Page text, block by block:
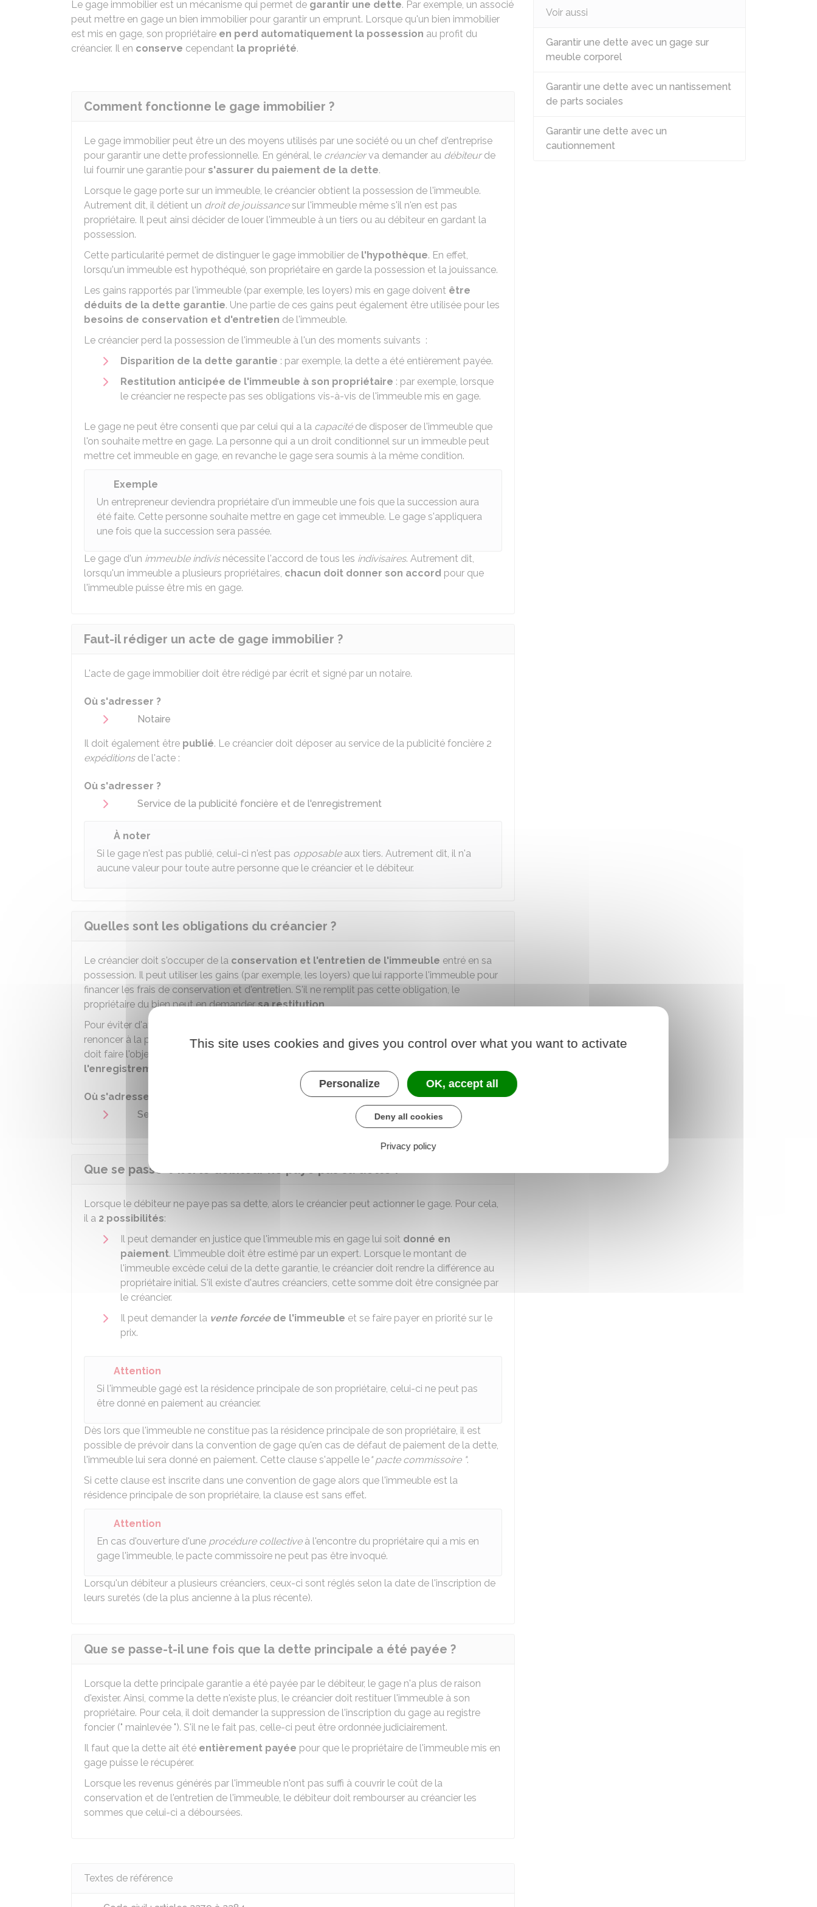
Le gage immobilier est un mécanisme qui permet de garantir une dette. Par exemple, un associé
peut mettre en gage un bien immobilier pour garantir un emprunt. Lorsque qu'un bien immobilier
est mis en gage, son propriétaire en perd automatiquement la possession au profit du
créancier. Il en conserve cependant la propriété.
Comment fonctionne le gage immobilier ?
Le gage immobilier peut être un des moyens utilisés par une société ou un chef d'entreprise
pour garantir une dette professionnelle. En général, le créancierva demander au débiteurde
lui fournir une garantie pour s'assurer du paiement de la dette.
Lorsque le gage porte sur un immeuble, le créancier obtient la possession de l'immeuble.
Autrement dit, il détient un droit de jouissancesur l'immeuble même s'il n'en est pas
propriétaire. Il peut ainsi décider de louer l'immeuble à un tiers ou au débiteur en gardant la
possession.
Cette particularité permet de distinguer le gage immobilier de l'hypothèque. En effet,
lorsqu'un immeuble est hypothéqué, son propriétaire en garde la possession et la jouissance.
Les gains rapportés par l'immeuble (par exemple, les loyers) mis en gage doivent être
déduits de la dette garantie. Une partie de ces gains peut également être utilisée pour les
besoins de conservation et d'entretien de l'immeuble.
Le créancier perd la possession de l'immeuble à l'un des moments suivants :
Disparition de la dette garantie : par exemple, la dette a été entièrement payée.
Restitution anticipée de l'immeuble à son propriétaire : par exemple, lorsque
le créancier ne respecte pas ses obligations vis-à-vis de l'immeuble mis en gage.
Le gage ne peut être consenti que par celui qui a la capacitéde disposer de l'immeuble que
l'on souhaite mettre en gage. La personne qui a un droit conditionnel sur un immeuble peut
mettre cet immeuble en gage, en revanche le gage sera soumis à la même condition.
Exemple
Un entrepreneur deviendra propriétaire d'un immeuble une fois que la succession aura
été faite. Cette personne souhaite mettre en gage cet immeuble. Le gage s'appliquera
une fois que la succession sera passée.
Le gage d'un immeuble indivisnécessite l'accord de tous les indivisaires. Autrement dit,
lorsqu'un immeuble a plusieurs propriétaires, chacun doit donner son accord pour que
l'immeuble puisse être mis en gage.
Faut-il rédiger un acte de gage immobilier ?
L'acte de gage immobilier doit être rédigé par écrit et signé par un notaire.
Où s'adresser ?
Notaire
Il doit également être publié. Le créancier doit déposer au service de la publicité foncière 2
expéditionsde l'acte :
Où s'adresser ?
Service de la publicité foncière et de l'enregistrement
À noter
Si le gage n'est pas publié, celui-ci n'est pas opposableaux tiers. Autrement dit, il n'a
aucune valeur pour toute autre personne que le créancier et le débiteur.
Quelles sont les obligations du créancier ?
Le créancier doit s'occuper de la conservation et l'entretien de l'immeuble entré en sa
possession. Il peut utiliser les gains (par exemple, les loyers) que lui rapporte l'immeuble pour
financer les frais de conservation et d'entretien. S'il ne remplit pas cette obligation, le
propriétaire du bien peut en demandersa restitution.
Pour éviter d'avoir à supporter l'entretien et la conservation de l'immeuble, le créancier peut
renoncer à la possession et restituer de lui-même le bien à son propriétaire. En revanche, cela
doit faire l'objet d'une
service de la publicité foncière et de
l'enregistrement
Où s'adresser ?
Service de la publicité foncière et de l'enregistrement
Que se passe-t-il si le débiteur ne paye pas sa dette ?
Lorsque le débiteur ne paye pas sa dette, alors le créancier peut actionner le gage. Pour cela,
il a 2 possibilités:
Il peut demander en justice que l'immeuble mis en gage lui soit donné en
paiement. L'immeuble doit être estimé par un expert. Lorsque le montant de
l'immeuble excède celui de la dette garantie, le créancier doit rendre la différence au
propriétaire initial. S'il existe d'autres créanciers, cette somme doit être consignée par
le créancier.
Il peut demander la vente forcéede l'immeuble et se faire payer en priorité sur le
prix.
Attention
Si l'immeuble gagé est la résidence principale de son propriétaire, celui-ci ne peut pas
être donné en paiement au créancier.
Dès lors que l'immeuble ne constitue pas la résidence principale de son propriétaire, il est
possible de prévoir dans la convention de gage qu'en cas de défaut de paiement de la dette,
l'immeuble lui sera donné en paiement. Cette clause s'appelle le" pacte commissoire".
Si cette clause est inscrite dans une convention de gage alors que l'immeuble est la
résidence principale de son propriétaire, la clause est sans effet.
Attention
En cas d'ouverture d'une procédure collectiveà l'encontre du propriétaire qui a mis en
gage l'immeuble, le pacte commissoire ne peut pas être invoqué.
Lorsqu'un débiteur a plusieurs créanciers, ceux-ci sont réglés selon la date de l'inscription de
leurs suretés (de la plus ancienne à la plus récente).
Que se passe-t-il une fois que la dette principale a été payée ?
Lorsque la dette principale garantie a été payée par le débiteur, le gage n'a plus de raison
d'exister. Ainsi, comme la dette n'existe plus, le créancier doit restituer l'immeuble à son
propriétaire. Pour cela, il doit demander la suppression de l'inscription du gage au registre
foncier (" mainlevée "). S'il ne le fait pas, celle-ci peut être ordonnée judiciairement.
Il faut que la dette ait été entièrement payée pour que le propriétaire de l'immeuble mis en
gage puisse le récupérer.
Lorsque les revenus générés par l'immeuble n'ont pas suffi à couvrir le coût de la
conservation et de l'entretien de l'immeuble, le débiteur doit rembourser au créancier les
sommes que celui-ci a déboursées.
Textes de référence
Voir aussi
Garantir une dette avec un gage sur
meuble corporel
Garantir une dette avec un nantissement
de parts sociales
Garantir une dette avec un
cautionnement
This site uses cookies and gives you control over what you want to activate
Personalize OK, accept all
Deny all cookies
Privacy policy